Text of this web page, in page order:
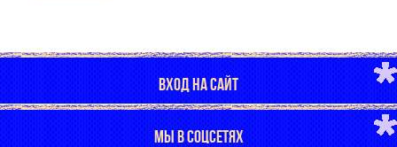
ВХОД НА САЙТ
МЫ В СОЦСЕТЯХ